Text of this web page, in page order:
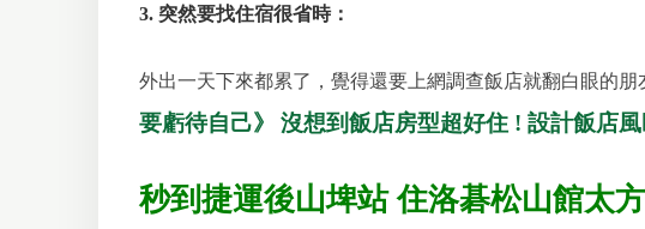
3. 突然要找住宿很省時：
外出一天下來都累了，覺得還要上網調查飯店就翻白眼的朋
要虧待自己》
沒想到飯店房型超好住 ! 設計飯店風
秒到捷運後山埤站 住洛碁松山館太